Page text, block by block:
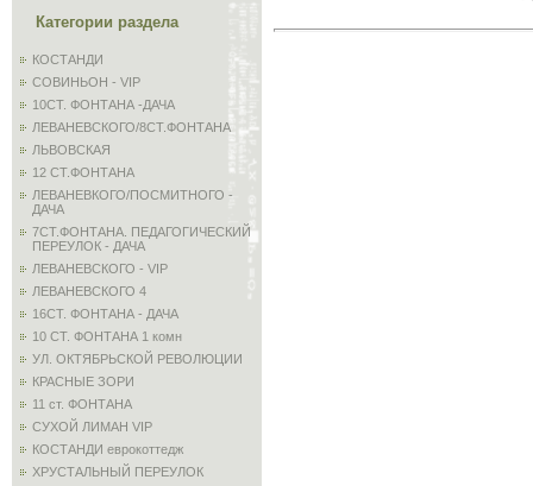
Категории раздела
КОСТАНДИ
СОВИНЬОН - VIP
10СТ. ФОНТАНА -ДАЧА
ЛЕВАНЕВСКОГО/8СТ.ФОНТАНА
ЛЬВОВСКАЯ
12 СТ.ФОНТАНА
ЛЕВАНЕВКОГО/ПОСМИТНОГО -
ДАЧА
7СТ.ФОНТАНА. ПЕДАГОГИЧЕСКИЙ
ПЕРЕУЛОК - ДАЧА
ЛЕВАНЕВСКОГО - VIP
ЛЕВАНЕВСКОГО 4
16СТ. ФОНТАНА - ДАЧА
10 СТ. ФОНТАНА 1 комн
УЛ. ОКТЯБРЬСКОЙ РЕВОЛЮЦИИ
КРАСНЫЕ ЗОРИ
11 ст. ФОНТАНА
СУХОЙ ЛИМАН VIP
КОСТАНДИ еврокоттедж
ХРУСТАЛЬНЫЙ ПЕРЕУЛОК